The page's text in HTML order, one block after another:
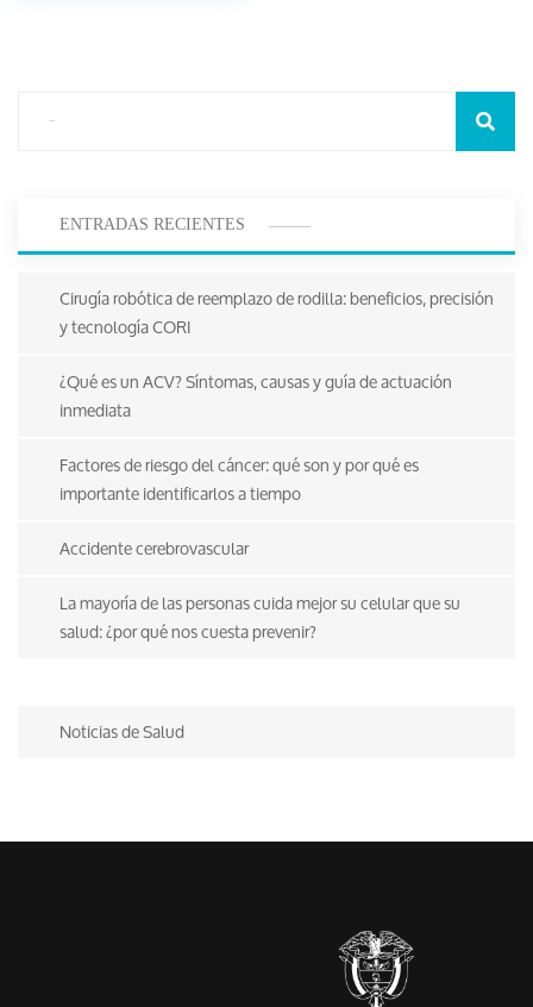
ENTRADAS RECIENTES
Cirugía robótica de reemplazo de rodilla: beneficios, precisión
y tecnología CORI
¿Qué es un ACV? Síntomas, causas y guía de actuación
inmediata
Factores de riesgo del cáncer: qué son y por qué es
importante identificarlos a tiempo
Accidente cerebrovascular
La mayoría de las personas cuida mejor su celular que su
salud: ¿por qué nos cuesta prevenir?
Noticias de Salud